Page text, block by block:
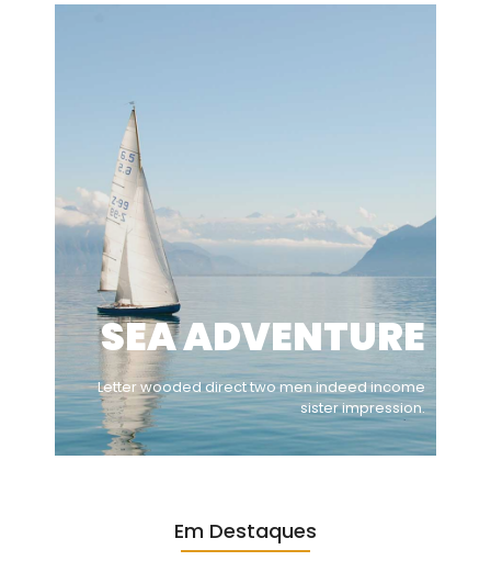
SEA ADVENTURE
Letter wooded direct two men indeed income
sister impression.
Em Destaques